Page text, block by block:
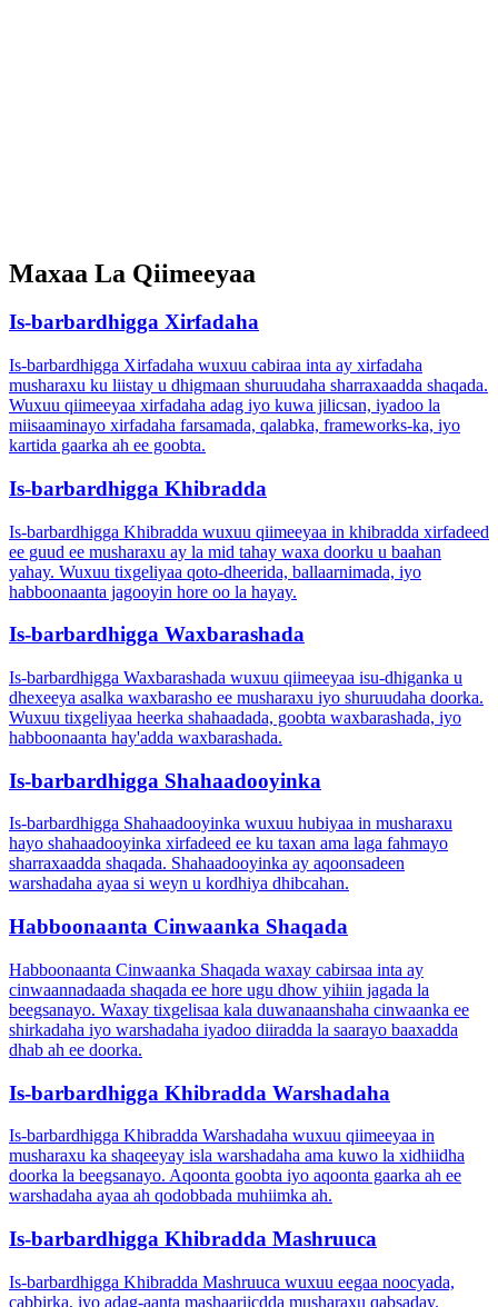
Maxaa La Qiimeeyaa
Is-barbardhigga Xirfadaha
Is-barbardhigga Xirfadaha wuxuu cabiraa inta ay xirfadaha
musharaxu ku liistay u dhigmaan shuruudaha sharraxaadda shaqada.
Wuxuu qiimeeyaa xirfadaha adag iyo kuwa jilicsan, iyadoo la
miisaaminayo xirfadaha farsamada, qalabka, frameworks-ka, iyo
kartida gaarka ah ee goobta.
Is-barbardhigga Khibradda
Is-barbardhigga Khibradda wuxuu qiimeeyaa in khibradda xirfadeed
ee guud ee musharaxu ay la mid tahay waxa doorku u baahan
yahay. Wuxuu tixgeliyaa qoto-dheerida, ballaarnimada, iyo
habboonaanta jagooyin hore oo la hayay.
Is-barbardhigga Waxbarashada
Is-barbardhigga Waxbarashada wuxuu qiimeeyaa isu-dhiganka u
dhexeeya asalka waxbarasho ee musharaxu iyo shuruudaha doorka.
Wuxuu tixgeliyaa heerka shahaadada, goobta waxbarashada, iyo
habboonaanta hay'adda waxbarashada.
Is-barbardhigga Shahaadooyinka
Is-barbardhigga Shahaadooyinka wuxuu hubiyaa in musharaxu
hayo shahaadooyinka xirfadeed ee ku taxan ama laga fahmayo
sharraxaadda shaqada. Shahaadooyinka ay aqoonsadeen
warshadaha ayaa si weyn u kordhiya dhibcahan.
Habboonaanta Cinwaanka Shaqada
Habboonaanta Cinwaanka Shaqada waxay cabirsaa inta ay
cinwaannadaada shaqada ee hore ugu dhow yihiin jagada la
beegsanayo. Waxay tixgelisaa kala duwanaanshaha cinwaanka ee
shirkadaha iyo warshadaha iyadoo diiradda la saarayo baaxadda
dhab ah ee doorka.
Is-barbardhigga Khibradda Warshadaha
Is-barbardhigga Khibradda Warshadaha wuxuu qiimeeyaa in
musharaxu ka shaqeeyay isla warshadaha ama kuwo la xidhiidha
doorka la beegsanayo. Aqoonta goobta iyo aqoonta gaarka ah ee
warshadaha ayaa ah qodobbada muhiimka ah.
Is-barbardhigga Khibradda Mashruuca
Is-barbardhigga Khibradda Mashruuca wuxuu eegaa noocyada,
cabbirka, iyo adag-aanta mashaariicdda musharaxu qabsaday.